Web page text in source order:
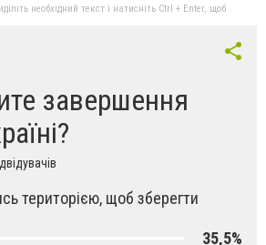
необхідний текст і натисніть Ctrl + Enter, щоб
завершення
територією, щоб зберегти
35,5%